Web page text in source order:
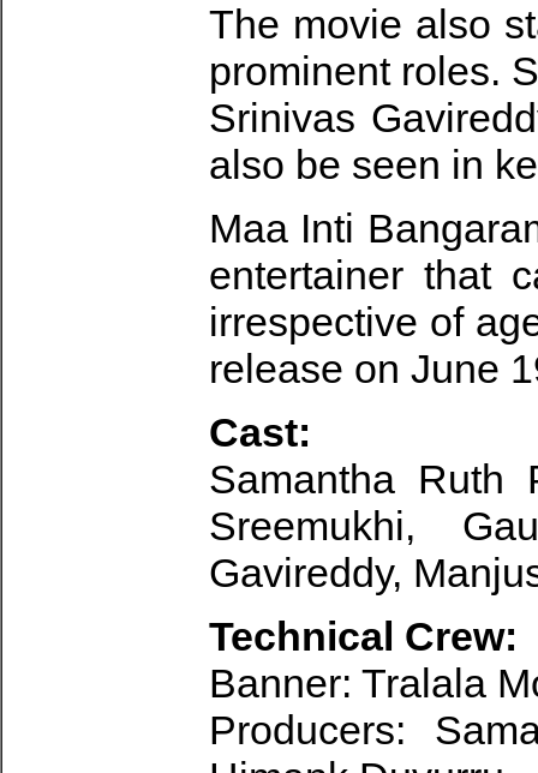
The movie also
prominent roles.
Srinivas
also be seen in
Maa Inti
entertainer that
irrespective of
release on June
Cast:
Samantha Ruth
Sreemukhi,
Gavireddy,
Technical Crew:
Banner: Tralala
Producers: